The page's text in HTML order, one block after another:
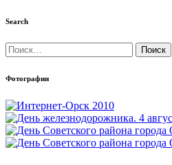
Search
Найти:
Фотографии